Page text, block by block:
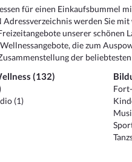
für einen Einkaufsbummel
werden Sie
unserer schönen
die zum
der
(132)
(1)